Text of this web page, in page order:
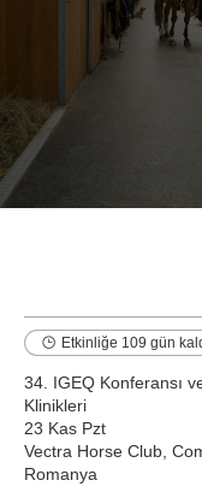
Etkinliğe 109 gün
34. IGEQ Konferansı
Klinikleri
23 Kas Pzt
Vectra Horse Club,
Romanya